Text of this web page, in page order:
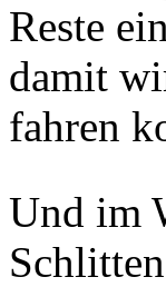
Reste
damit
fahren
Und im